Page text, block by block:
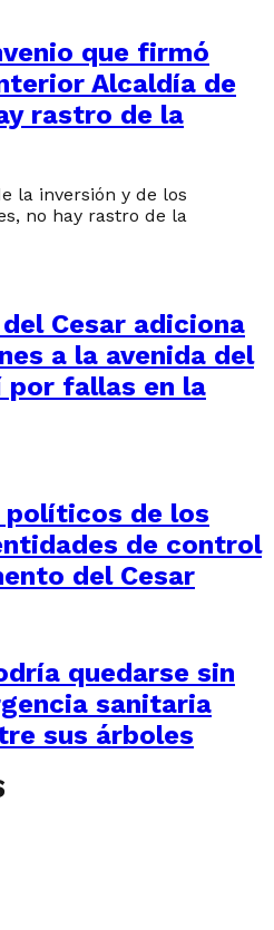
que firmó
Alcaldía de
rastro de la
la inversión y de los
no hay rastro de la
Cesar adiciona
a la avenida del
por fallas en la
políticos de los
de control
del Cesar
quedarse sin
sanitaria
sus árboles